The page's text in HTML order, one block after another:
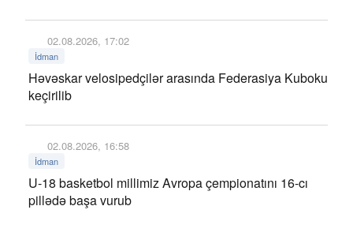
02.08.2026, 17:02
İdman
Həvəskar velosipedçilər arasında Federasiya Kuboku
keçirilib
02.08.2026, 16:58
İdman
U-18 basketbol millimiz Avropa çempionatını 16-cı
pillədə başa vurub